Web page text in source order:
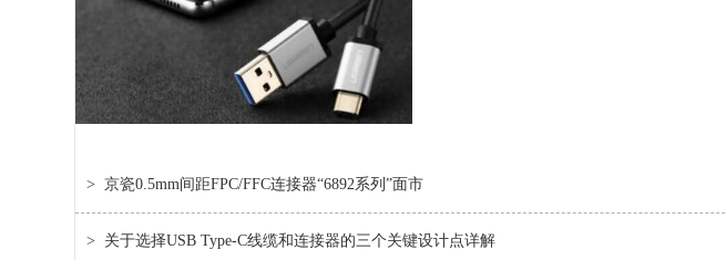
> 京瓷0.5mm间距FPC/FFC连接器“6892系列”面市
> 关于选择USB Type-C线缆和连接器的三个关键设计点详解